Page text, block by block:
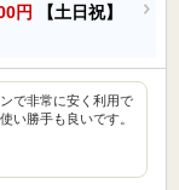
円
【土日祝】
で非常に安く利用で
い勝手も良いです。